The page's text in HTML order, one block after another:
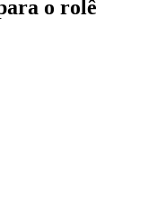
o rolê